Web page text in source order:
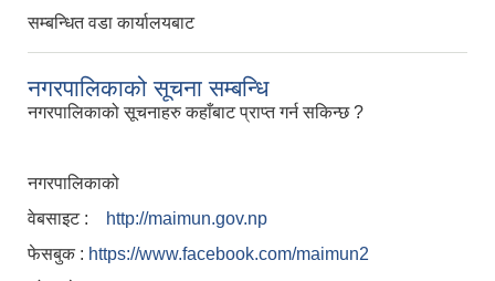
सम्बन्धित वडा कार्यालयबाट
नगरपालिकाको सूचना सम्बन्धि
नगरपालिकाको सूचनाहरु कहाँबाट प्राप्त गर्न सकिन्छ ?
नगरपालिकाको
वेबसाइट :
http://maimun.gov.np
फेसबुक : https://www.facebook.com/maimun2